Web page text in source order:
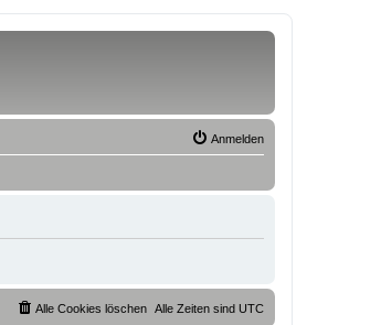
Anmelden
Alle Zeiten sind UTC
Alle Cookies löschen